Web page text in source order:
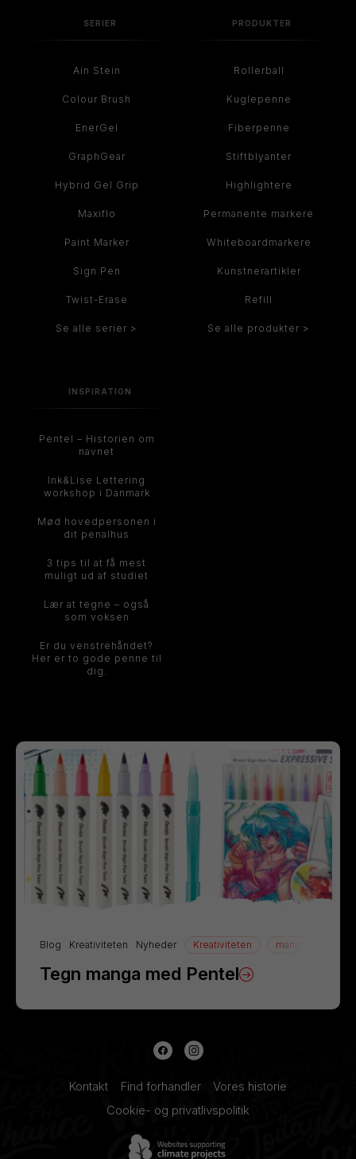
Blog Kreativiteten Nyheder Kreativiteten manga
Tegn manga med Pentel
SERIER
Ain Stein
Colour Brush
EnerGel
GraphGear
Hybrid Gel Grip
Maxiflo
Paint Marker
Sign Pen
Twist-Erase
Se alle serier >
PRODUKTER
Rollerball
Kuglepenne
Fiberpenne
Stiftblyanter
Highlightere
Permanente markere
Whiteboardmarkere
Kunstnerartikler
Refill
Se alle produkter >
INSPIRATION
Pentel – Historien om
navnet
Ink&Lise Lettering
workshop i Danmark
Mød hovedpersonen i
dit penalhus
3 tips til at få mest
muligt ud af studiet
Lær at tegne – også
som voksen
Er du venstrehåndet?
Her er to gode penne til
dig.
Kontakt Find forhandler
Vores historie
Cookie- og privatlivspolitik